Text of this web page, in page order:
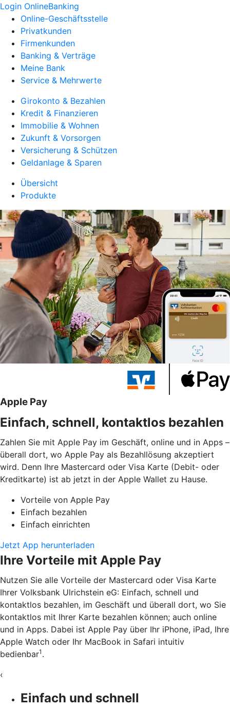
Login OnlineBanking
Online-Geschäftsstelle
Privatkunden
Firmenkunden
Banking & Verträge
Meine Bank
Service & Mehrwerte
Girokonto & Bezahlen
Kredit & Finanzieren
Immobilie & Wohnen
Zukunft & Vorsorgen
Versicherung & Schützen
Geldanlage & Sparen
Übersicht
Produkte
Apple Pay
Einfach, schnell, kontaktlos bezahlen
Zahlen Sie mit Apple Pay im Geschäft, online und in Apps –
überall dort, wo Apple Pay als Bezahllösung akzeptiert
wird. Denn Ihre Mastercard oder Visa Karte (Debit- oder
Kreditkarte) ist ab jetzt in der Apple Wallet zu Hause.
Vorteile von Apple Pay
Einfach bezahlen
Einfach einrichten
Jetzt App herunterladen
Ihre Vorteile mit Apple Pay
Nutzen Sie alle Vorteile der Mastercard oder Visa Karte
Ihrer Volksbank Ulrichstein eG: Einfach, schnell und
kontaktlos bezahlen, im Geschäft und überall dort, wo Sie
kontaktlos mit Ihrer Karte bezahlen können; auch online
und in Apps. Dabei ist Apple Pay über Ihr iPhone, iPad, Ihre
Apple Watch oder Ihr MacBook in Safari intuitiv
bedienbar1 .
‹
Einfach und schnell